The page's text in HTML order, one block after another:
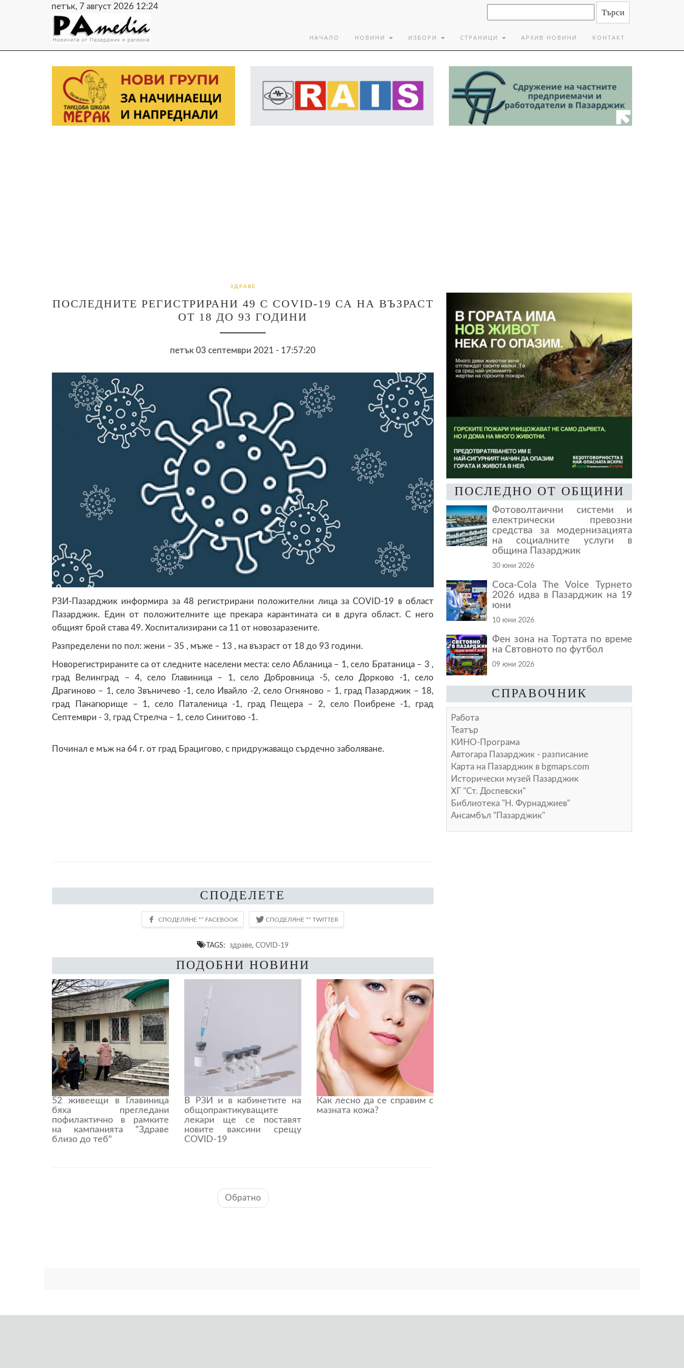
петък, 7 август 2026 12:24
НАЧАЛО НОВИНИ ИЗБОРИ СТРАНИЦИ АРХИВ НОВИНИ КОНТАКТ
ЗДРАВЕ
ПОСЛЕДНИТЕ РЕГИСТРИРАНИ 49 С COVID-19 СА НА ВЪЗРАСТ
ОТ 18 ДО 93 ГОДИНИ
петък 03 септември 2021 - 17:57:20
РЗИ-Пазарджик информира за 48 регистрирани положителни лица за COVID-19 в област
Пазарджик. Един от положителните ще прекара карантината си в друга област. С него
общият брой става 49. Хоспитализирани са 11 от новозаразените.
Разпределени по пол: жени – 35 , мъже – 13 , на възраст от 18 до 93 години.
Новорегистрираните са от следните населени места: село Абланица – 1, село Братаница – 3 ,
град Велинград – 4, село Главиница – 1, село Добровница -5, село Дорково -1, село
Драгиново – 1, село Звъничево -1, село Ивайло -2, село Огняново – 1, град Пазарджик – 18,
град Панагюрище – 1, село Паталеница -1, град Пещера – 2, село Поибрене -1, град
Септември - 3, град Стрелча – 1, село Синитово -1.
Починал е мъж на 64 г. от град Брацигово, с придружаващо сърдечно заболяване.
СПОДЕЛЕТЕ
TAGS: здраве, COVID-19
ПОДОБНИ НОВИНИ
52 живеещи в Главиница
бяха прегледани
пофилактично в рамките
на кампанията "Здраве
близо до теб"
В РЗИ и в кабинетите на
общопрактикуващите
лекари ще се поставят
новите ваксини срещу
COVID-19
Как лесно да се справим с
мазната кожа?
Обратно
ПОСЛЕДНО ОТ ОБЩИНИ
Фотоволтаични системи и
електрически превозни
средства за модернизацията
на социалните услуги в
община Пазарджик
30 юни 2026
Coca-Cola The Voice Турнето
2026 идва в Пазарджик на 19
юни
10 юни 2026
Фен зона на Тортата по време
на Свтовното по футбол
09 юни 2026
СПРАВОЧНИК
Работа
Театър
КИНО-Програма
Автогара Пазарджик - разписание
Карта на Пазарджик в bgmaps.com
Исторически музей Пазарджик
ХГ "Ст. Доспевски"
Библиотека "Н. Фурнаджиев"
Ансамбъл "Пазарджик"